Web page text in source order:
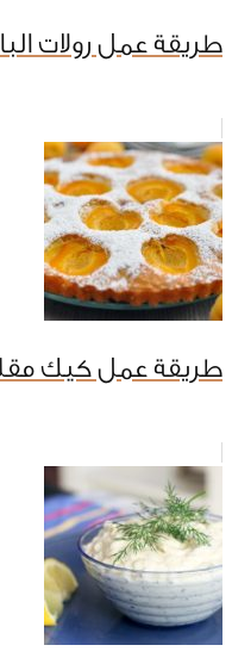
طريقة عمل رولات
طريقة عمل كيك